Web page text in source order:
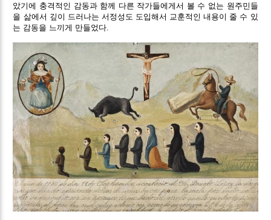
았기에 충격적인 감동과 함께 다른 작가들에게서 볼 수 없는 원주민들
을 삶에서 깊이 드러나는 서정성도 도입해서 교훈적인 내용이 줄 수 있
는 감동을 느끼게 만들었다.